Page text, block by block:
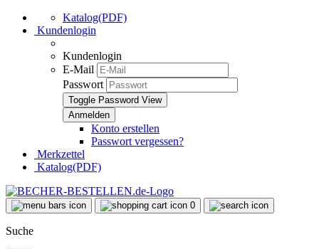
Katalog(PDF)
Kundenlogin
Kundenlogin
E-Mail
Passwort
Toggle Password View
Konto erstellen
Passwort vergessen?
Merkzettel
Katalog(PDF)
0
Suche